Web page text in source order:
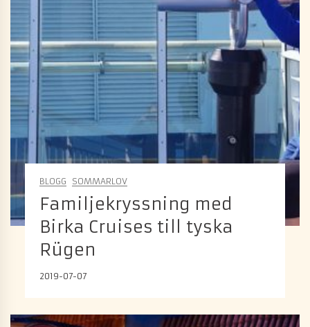
BLOGG SOMMARLOV
Familjekryssning med
Birka Cruises till tyska
Rügen
2019-07-07